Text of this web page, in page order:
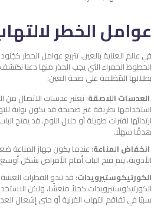
عوامل الخطر
في عالم العناية بالعين، تتربع عوامل الخطر
الخطوط الحمراء التي يجب الحذر منها دعنا
بظلالها المُظلمة على صحة العين:
العدسات اللاصقة: تعتبر عدسات الاتصال من
استخدامها بطريقة غير صحيحة قد يكون بوابة
ارتدائها لفترات طويلة أو خلال النوم، قد يفتح
هدفًا سهلًا.
انخفاض المناعة: عندما يكون جهاز المناعة
الأدوية، يتم فتح الباب أمام الأمراض بشكل
الكورتيكوستيرويدات: قد تبدو القطرات
الكورتيكوستيرويدات كحلاً منعشًا، ولكن
سببًا في تفاقم التهاب القرنية أو حتى إشعال